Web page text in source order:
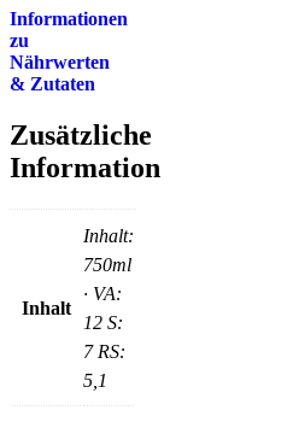
Informationen
zu
Nährwerten
& Zutaten
Zusätzliche
Information
Inhalt
Inhalt:
750ml
· VA:
12 S:
7 RS:
5,1